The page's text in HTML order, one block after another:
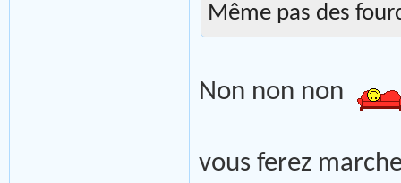
Même pas des
Non non non
vous ferez